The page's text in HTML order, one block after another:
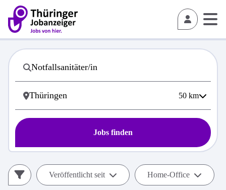
50 km
Jobs finden
Veröffentlicht seit Home-Office